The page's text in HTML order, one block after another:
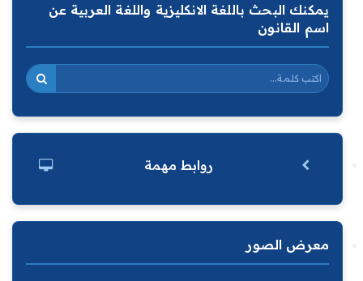
يمكنك البحث باللغة الانكليزية واللغة العربية عن
اسم القانون
روابط مهمة
معرض الصور